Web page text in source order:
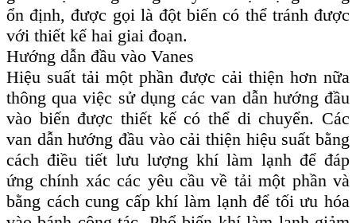
ổn định, được gọi là đột biến có thể tránh được
với thiết kế hai giai đoạn.
Hướng dẫn đầu vào Vanes
Hiệu suất tải một phần được cải thiện hơn nữa
thông qua việc sử dụng các van dẫn hướng đầu
vào biến được thiết kế có thể di chuyển. Các
van dẫn hướng đầu vào cải thiện hiệu suất bằng
cách điều tiết lưu lượng khí làm lạnh để đáp
ứng chính xác các yêu cầu về tải một phần và
bằng cách cung cấp khí làm lạnh để tối ưu hóa